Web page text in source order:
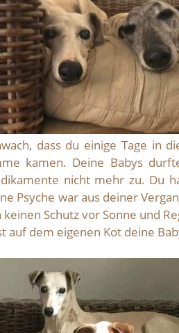
dass du einige Tage in
kamen. Deine Babys
nicht mehr zu. Du
Psyche war aus deiner
keinen Schutz vor Sonne und
auf dem eigenen Kot deine